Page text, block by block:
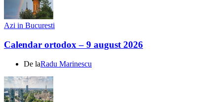
Azi in Bucuresti
Calendar ortodox – 9 august 2026
De laRadu Marinescu